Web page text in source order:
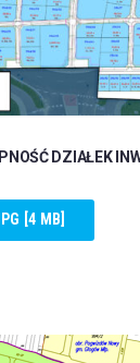
DZIAŁEK
[4 MB]